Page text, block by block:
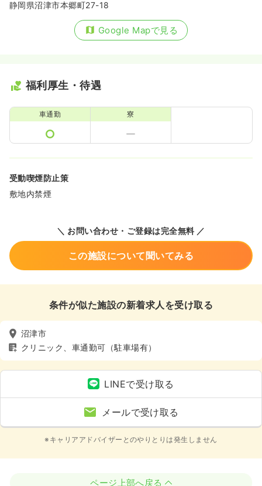
静岡県沼津市本郷町27-18
Google Mapで見る
福利厚生・待遇
車通勤 寮
受動喫煙防止策
敷地内禁煙
＼ お問い合わせ・ご登録は完全無料 ／
この施設について聞いてみる
条件が似た施設の新着求人を受け取る
沼津市
クリニック、車通勤可（駐車場有）
LINEで受け取る
メールで受け取る
※キャリアアドバイザーとのやりとりは発生しません
ページ上部へ戻る